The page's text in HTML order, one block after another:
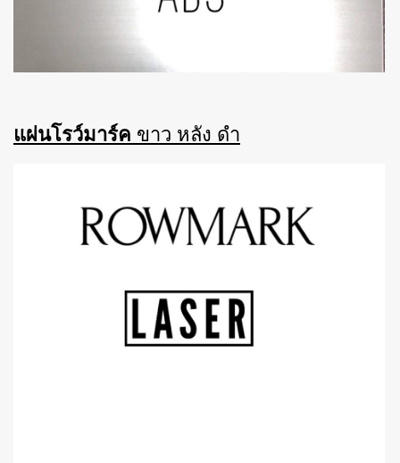
แผ่นโรว์มาร์ค ขาว หลัง ดำ